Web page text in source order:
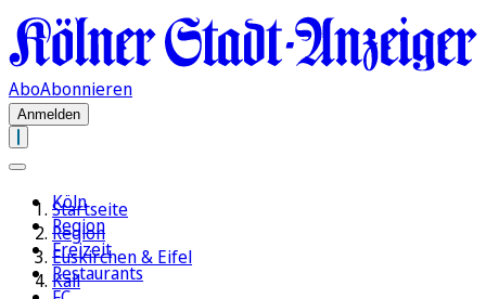
AboAbonnieren
Anmelden
Köln
Region
Freizeit
Restaurants
Startseite
Region
Euskirchen & Eifel
Kall